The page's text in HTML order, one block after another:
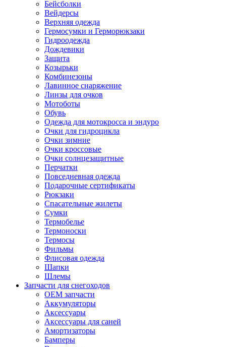
Бейсболки
Вейдерсы
Верхняя одежда
Гермосумки и Герморюкзаки
Гидроодежда
Дождевики
Защита
Козырьки
Комбинезоны
Лавинное снаряжение
Линзы для очков
Мотоботы
Обувь
Одежда для мотокросса и эндуро
Очки для гидроцикла
Очки зимние
Очки кроссовые
Очки солнцезащитные
Перчатки
Повседневная одежда
Подарочные сертификаты
Рюкзаки
Спасательные жилеты
Сумки
Термобелье
Термоноски
Термосы
Фильмы
Флисовая одежда
Шапки
Шлемы
Запчасти для снегоходов
OEM запчасти
Аккумуляторы
Аксессуары
Аксессуары для саней
Амортизаторы
Бамперы